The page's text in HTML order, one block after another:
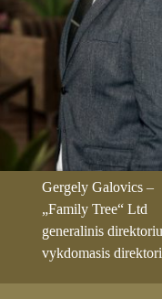
Gergely Galovics –
„Family Tree“ Ltd
generalinis
vykdomasis